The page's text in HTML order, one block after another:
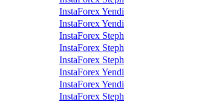
InstaForex Yendi
InstaForex Yendi
InstaForex Steph
InstaForex Steph
InstaForex Steph
InstaForex Yendi
InstaForex Yendi
InstaForex Steph